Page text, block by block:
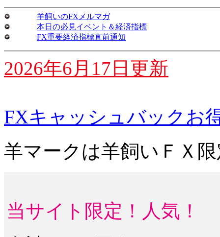
羊飼いのFXメルマガ
本日の必見イベント＆経済指標
FX重要経済指標直前通知
2026年6月17日更新
FXキャッシュバックお
羊マーク は羊飼いＦＸ
当サイト限定！人気！